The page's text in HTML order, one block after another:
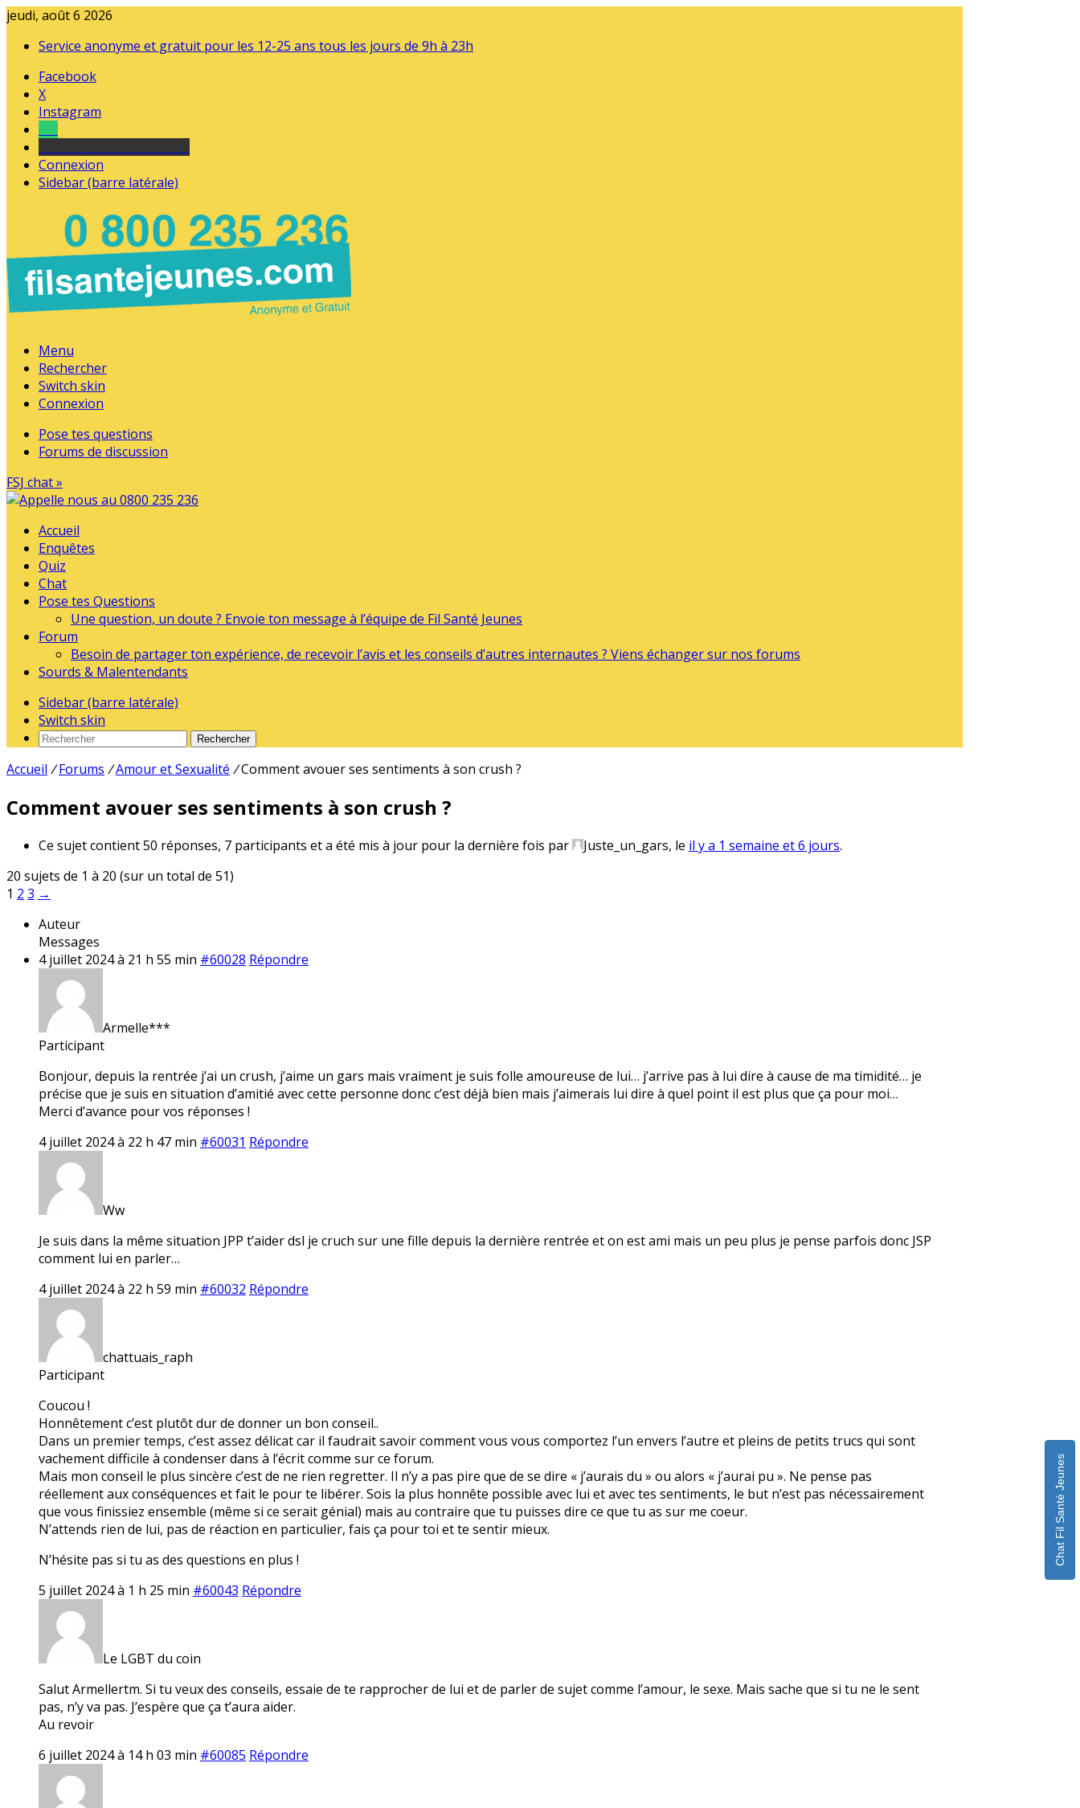
jeudi, août 6 2026
Service anonyme et gratuit pour les 12-25 ans tous les jours de 9h à 23h
Facebook
X
Instagram
Connexion
Sidebar (barre latérale)
Menu
Rechercher
Switch skin
Connexion
Pose tes questions
Forums de discussion
FSJ chat »
Accueil
Enquêtes
Quiz
Chat
Pose tes Questions
Une question, un doute ? Envoie ton message à l’équipe de Fil Santé Jeunes
Forum
Besoin de partager ton expérience, de recevoir l’avis et les conseils d’autres internautes ? Viens échanger sur nos forums
Sourds & Malentendants
Sidebar (barre latérale)
Switch skin
Rechercher
Accueil / Forums /Amour et Sexualité /Comment avouer ses sentiments à son crush ?
Comment avouer ses sentiments à son crush ?
Ce sujet contient 50 réponses, 7 participants et a été mis à jour pour la dernière fois par Juste_un_gars, le il y a 1 semaine et 6 jours.
20 sujets de 1 à 20 (sur un total de 51)
1 2 3 →
Auteur
Messages
4 juillet 2024 à 21 h 55 min #60028 Répondre
Armelle***
Participant
Bonjour, depuis la rentrée j’ai un crush, j’aime un gars mais vraiment je suis folle amoureuse de lui… j’arrive pas à lui dire à cause de ma timidité… je
précise que je suis en situation d’amitié avec cette personne donc c’est déjà bien mais j’aimerais lui dire à quel point il est plus que ça pour moi…
Merci d’avance pour vos réponses !
4 juillet 2024 à 22 h 47 min #60031 Répondre
Ww
Je suis dans la même situation JPP t’aider dsl je cruch sur une fille depuis la dernière rentrée et on est ami mais un peu plus je pense parfois donc JSP
comment lui en parler…
4 juillet 2024 à 22 h 59 min #60032 Répondre
chattuais_raph
Participant
Coucou !
Honnêtement c’est plutôt dur de donner un bon conseil..
Dans un premier temps, c’est assez délicat car il faudrait savoir comment vous vous comportez l’un envers l’autre et pleins de petits trucs qui sont
vachement difficile à condenser dans à l’écrit comme sur ce forum.
Mais mon conseil le plus sincère c’est de ne rien regretter. Il n’y a pas pire que de se dire « j’aurais du » ou alors « j’aurai pu ». Ne pense pas
réellement aux conséquences et fait le pour te libérer. Sois la plus honnête possible avec lui et avec tes sentiments, le but n’est pas nécessairement
que vous finissiez ensemble (même si ce serait génial) mais au contraire que tu puisses dire ce que tu as sur me coeur.
N’attends rien de lui, pas de réaction en particulier, fais ça pour toi et te sentir mieux.
N’hésite pas si tu as des questions en plus !
5 juillet 2024 à 1 h 25 min #60043 Répondre
Le LGBT du coin
Salut Armellertm. Si tu veux des conseils, essaie de te rapprocher de lui et de parler de sujet comme l’amour, le sexe. Mais sache que si tu ne le sent
pas, n’y va pas. J’espère que ça t’aura aider.
Au revoir
6 juillet 2024 à 14 h 03 min #60085 Répondre
Chat Fil Santé Jeunes